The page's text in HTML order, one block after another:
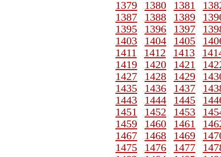
1379
1380 1381
1387
1388 1389
1395
1396 1397
1403
1404 1405
1411
1412 1413
1419
1420 1421
1427
1428 1429
1435
1436 1437
1443
1444 1445
1451
1452 1453
1459
1460 1461
1467
1468 1469
1475
1476 1477